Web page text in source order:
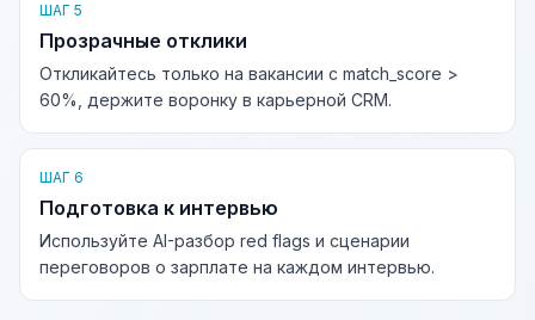
ШАГ 5
Прозрачные отклики
Откликайтесь только на вакансии с match_score >
60%, держите воронку в карьерной CRM.
ШАГ 6
Подготовка к интервью
Используйте AI-разбор red flags и сценарии
переговоров о зарплате на каждом интервью.